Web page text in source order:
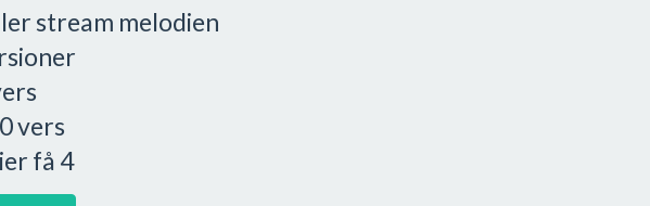
stream melodien
vers
få 4